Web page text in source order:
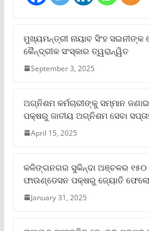
ମୁଖ୍ୟମନ୍ତ୍ରୀ ନାୟାବ ସିଂହ
କୈନ୍ଦ୍ରୀକ ସଂସ୍କାର ତ୍ୱରାନ୍ୱିତ
September 3, 2025
ଅଗ୍ନିଶମ କର୍ମଚାରୀଙ୍କୁ ସମ୍ମାନ
ପକ୍ଷରୁ ଜାତୀୟ ଅଗ୍ନିଶମ ସେବା
April 15, 2025
କଳିଙ୍ଗନଗର ସୁକିନ୍ଦା ଅଞ୍ଚଳର ୧୫୦
ଫାଉଣ୍ଡେସନ ପକ୍ଷରୁ ଜ୍ୟୋତି
January 31, 2025